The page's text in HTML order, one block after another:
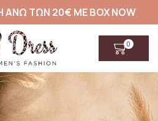
ΤΩΝ 20€ ΜΕ BOX NOW
0